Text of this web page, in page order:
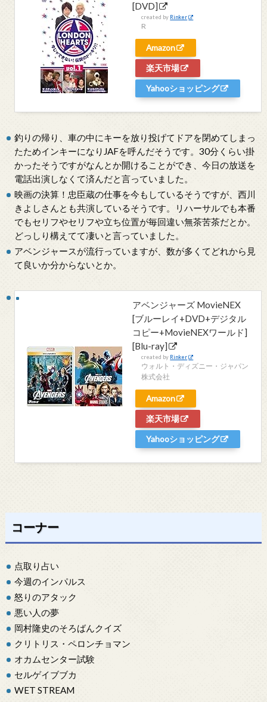
[DVD]
created by Rinker
R
Amazon
楽天市場
Yahooショッピング
釣りの帰り、車の中にキーを放り投げてドアを閉めてしまっ
たためインキーになりJAFを呼んだそうです。30分くらい掛
かったそうですがなんとか開けることができ、今日の放送を
電話出演しなくて済んだと言っていました。
映画の決算！忠臣蔵の仕事を今もしているそうですが、西川
きよしさんとも共演しているそうです。リハーサルでも本番
でもセリフやセリフや立ち位置が毎回違い無茶苦茶だとか。
どっしり構えてて凄いと言っていました。
アベンジャースが流行っていますが、数が多くてどれから見
て良いか分からないとか。
アベンジャーズ MovieNEX
[ブルーレイ+DVD+デジタル
コピー+MovieNEXワールド]
[Blu-ray]
created by Rinker
ウォルト・ディズニー・ジャパン
株式会社
Amazon
楽天市場
Yahooショッピング
コーナー
点取り占い
今週のインパルス
怒りのアタック
悪い人の夢
岡村隆史のそろばんクイズ
クリトリス・ペロンチョマン
オカムセンター試験
セルゲイブブカ
WET STREAM